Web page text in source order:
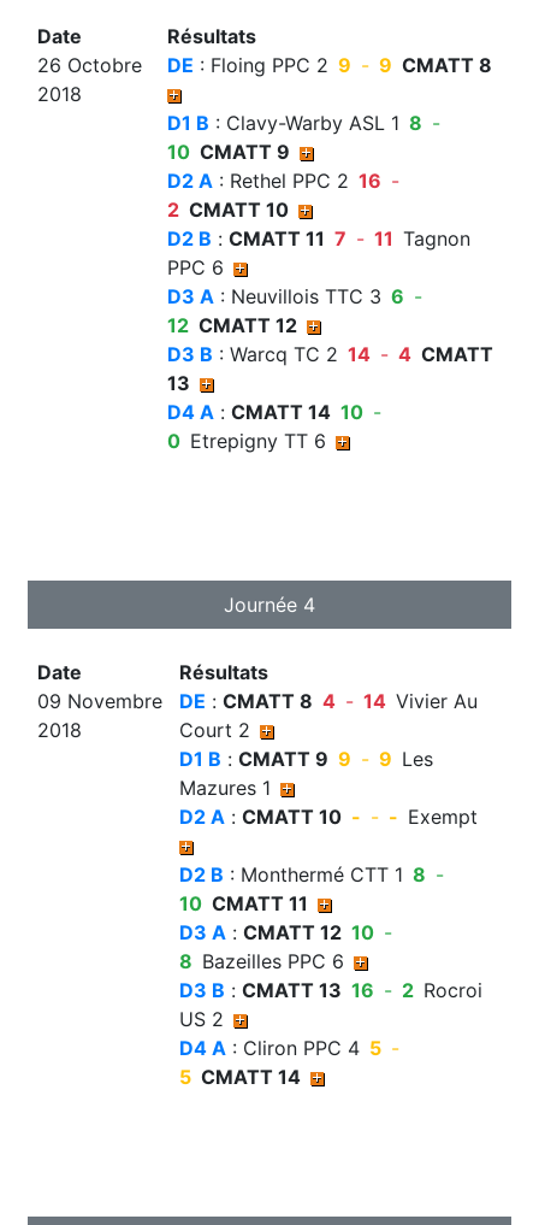
Date
26 Octobre
2018
Résultats
DE : Floing PPC 2 9 - 9 CMATT 8
D1 B : Clavy-Warby ASL 1 8 -
10 CMATT 9
D2 A : Rethel PPC 2 16 -
2 CMATT 10
D2 B :CMATT 11 7 - 11 Tagnon
PPC 6
D3 A : Neuvillois TTC 3 6 -
12 CMATT 12
D3 B : Warcq TC 2 14 - 4 CMATT
13
D4 A :CMATT 14 10 -
0 Etrepigny TT 6
Journée 4
Date
09 Novembre
2018
Résultats
DE :CMATT 8 4 - 14 Vivier Au
Court 2
D1 B :CMATT 9 9 - 9 Les
Mazures 1
D2 A :CMATT 10 - - - Exempt
D2 B : Monthermé CTT 1 8 -
10 CMATT 11
D3 A :CMATT 12 10 -
8 Bazeilles PPC 6
D3 B :CMATT 13 16 - 2 Rocroi
US 2
D4 A : Cliron PPC 4 5 -
5 CMATT 14